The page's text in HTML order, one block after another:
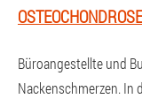
Büroangestellte und
Nackenschmerzen. In